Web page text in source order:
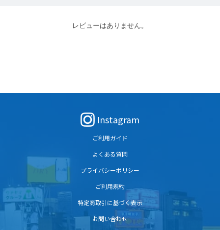
レビューはありません。
Instagram
ご利用ガイド
よくある質問
プライバシーポリシー
ご利用規約
特定商取引に基づく表示
お問い合わせ